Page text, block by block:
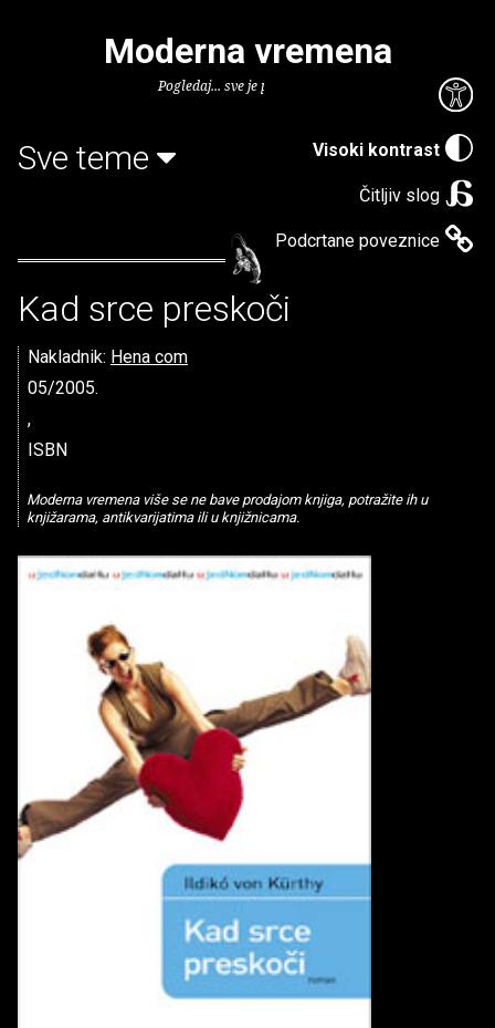
Visoki kontrast
Čitljiv slog
Podcrtane poveznice
Moderna vremena
Pogledaj... sve je puno knjiga.
Sve teme
Kad srce preskoči
Nakladnik: Hena com
05/2005.
,
ISBN
Moderna vremena više se ne bave prodajom knjiga, potražite ih u
knjižarama, antikvarijatima ili u knjižnicama.